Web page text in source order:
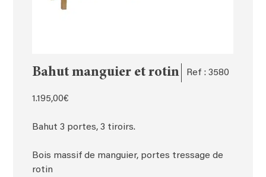
Bahut manguier et rotin Ref : 3580
1.195,00€
Bahut 3 portes, 3 tiroirs.
Bois massif de manguier, portes tressage de
rotin